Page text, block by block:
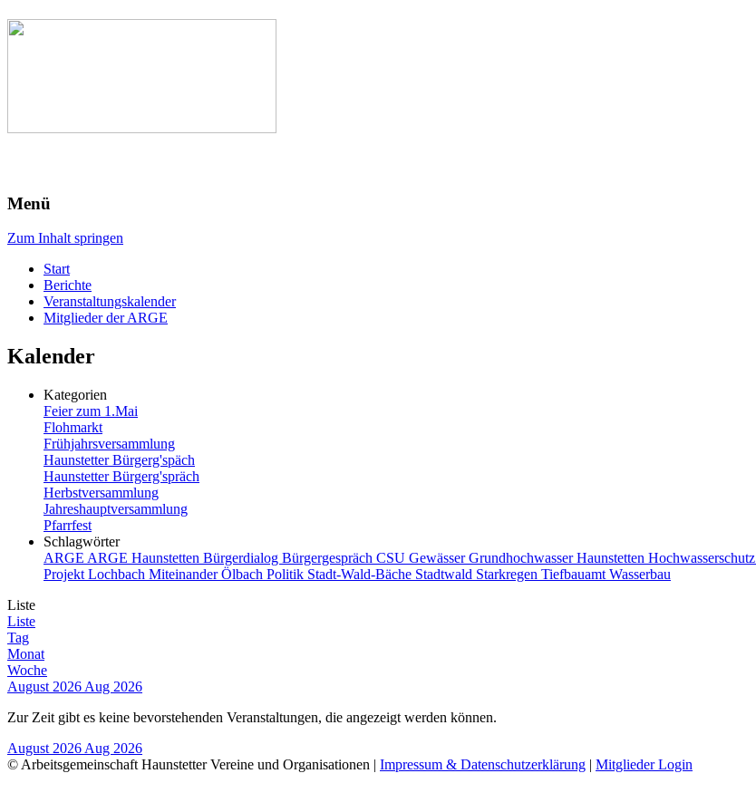
Menü
Zum Inhalt springen
Start
Berichte
Veranstaltungskalender
Mitglieder der ARGE
Kalender
Kategorien
Feier zum 1.Mai
Flohmarkt
Frühjahrsversammlung
Haunstetter Bürgerg'späch
Haunstetter Bürgerg'spräch
Herbstversammlung
Jahreshauptversammlung
Pfarrfest
Schlagwörter
ARGE ARGE Haunstetten Bürgerdialog Bürgergespräch CSU GewässerGrundhochwasserHaunstetten Hochwasserschutz
Projekt Lochbach MiteinanderÖlbach Politik Stadt-Wald-Bäche Stadtwald Starkregen Tiefbauamt Wasserbau
Liste
Liste
Tag
Monat
Woche
August 2026 Aug 2026
Zur Zeit gibt es keine bevorstehenden Veranstaltungen, die angezeigt werden können.
August 2026 Aug 2026
© Arbeitsgemeinschaft Haunstetter Vereine und Organisationen | Impressum & Datenschutzerklärung | Mitglieder Login